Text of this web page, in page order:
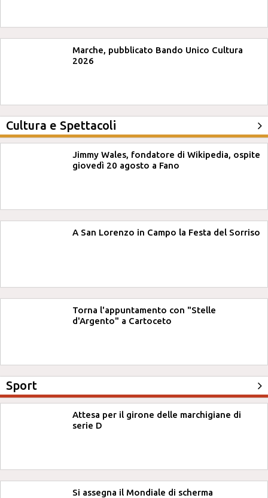
Marche, pubblicato Bando Unico Cultura
2026
Cultura e Spettacoli
Jimmy Wales, fondatore di Wikipedia, ospite
giovedì 20 agosto a Fano
A San Lorenzo in Campo la Festa del Sorriso
Torna l'appuntamento con "Stelle
d'Argento" a Cartoceto
Sport
Attesa per il girone delle marchigiane di
serie D
Si assegna il Mondiale di scherma